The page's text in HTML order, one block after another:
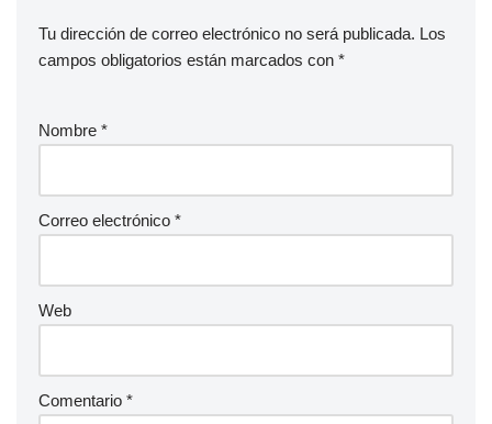
Tu dirección de correo electrónico no será publicada. Los
campos obligatorios están marcados con *
Nombre *
Correo electrónico *
Web
Comentario *